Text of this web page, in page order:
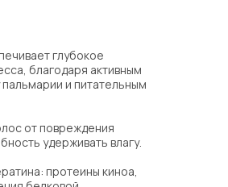
глубокое
благодаря активным
и питательным
от повреждения
удерживать влагу.
протеины киноа,